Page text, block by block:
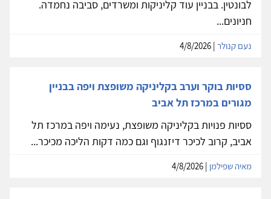
לבונטין. בבניין עוד קליניקות ומשרדים, סביבה נחמדה.
חניונים...
נעם קנולר
ססיות בוקר וערב בקליניקה משופצת ויפה בבניין
מגורים במרכז תל אביב
ססיות פנויות בקליניקה משופצת, נעימה ויפה במרכז תל
אביב, קרוב לכיכר דיזנגוף וגם כמה דקות הליכה מכיכר...
מאיה שפילמן